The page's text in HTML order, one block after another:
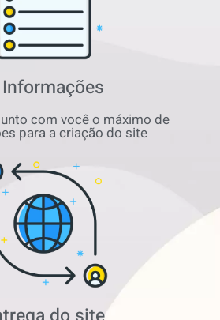
com você o máximo de
para a criação do site